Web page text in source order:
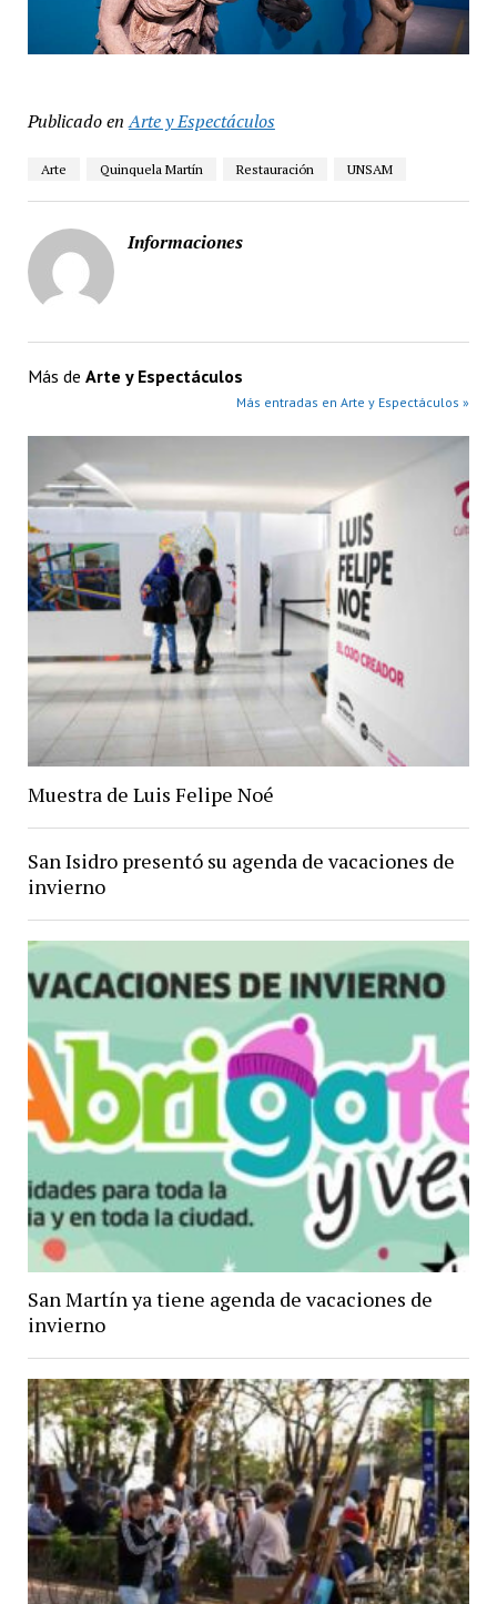
Publicado en Arte y Espectáculos
Arte Quinquela Martín Restauración UNSAM
Informaciones
Más de Arte y Espectáculos
Más entradas en Arte y Espectáculos »
Muestra de Luis Felipe Noé
San Isidro presentó su agenda de vacaciones de
invierno
San Martín ya tiene agenda de vacaciones de
invierno